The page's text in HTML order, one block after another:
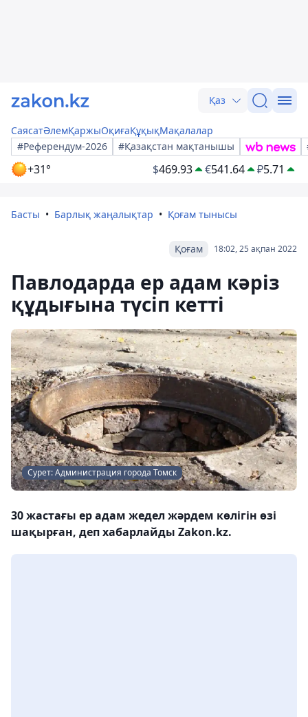
Қаз
СаясатӘлемҚаржыОқиғаҚұқықМақалалар
#Референдум-2026
#Қазақстан мақтанышы
+31° $469.93 €541.64 ₽5.71
Басты Барлық жаңалықтар Қоғам тынысы
18:02, 25 ақпан 2022
Қоғам
Павлодарда ер адам кәріз
құдығына түсіп кетті
Сурет: Администрация города Томск
30 жастағы ер адам жедел жәрдем көлігін өзі
шақырған, деп хабарлайды Zakon.kz.